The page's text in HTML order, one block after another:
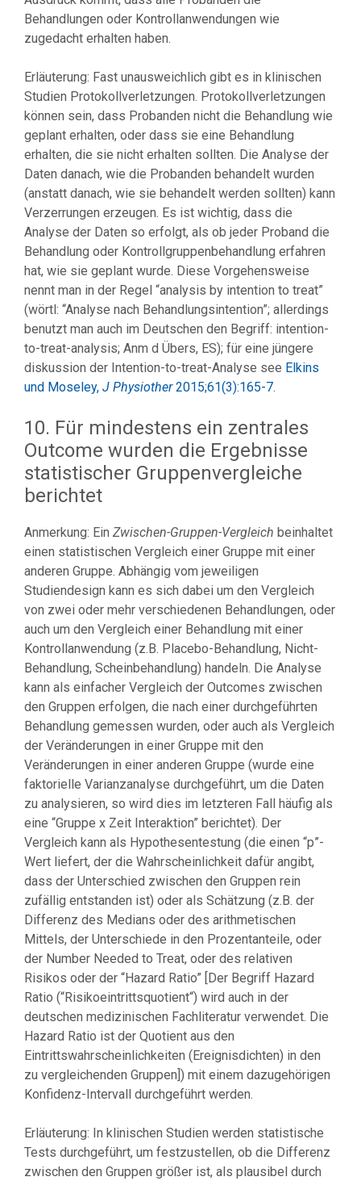
Behandlungen oder Kontrollanwendungen wie
zugedacht erhalten haben.
Erläuterung: Fast unausweichlich gibt es in klinischen
Studien Protokollverletzungen. Protokollverletzungen
können sein, dass Probanden nicht die Behandlung wie
geplant erhalten, oder dass sie eine Behandlung
erhalten, die sie nicht erhalten sollten. Die Analyse der
Daten danach, wie die Probanden behandelt wurden
(anstatt danach, wie sie behandelt werden sollten) kann
Verzerrungen erzeugen. Es ist wichtig, dass die
Analyse der Daten so erfolgt, als ob jeder Proband die
Behandlung oder Kontrollgruppenbehandlung erfahren
hat, wie sie geplant wurde. Diese Vorgehensweise
nennt man in der Regel “analysis by intention to treat”
(wörtl: “Analyse nach Behandlungsintention”; allerdings
benutzt man auch im Deutschen den Begriff: intention-
to-treat-analysis; Anm d Übers, ES); für eine jüngere
diskussion der Intention-to-treat-Analyse see Elkins
und Moseley, J Physiother2015;61(3):165-7.
10. Für mindestens ein zentrales
Outcome wurden die Ergebnisse
statistischer Gruppenvergleiche
berichtet
Anmerkung: Ein Zwischen-Gruppen-Vergleich beinhaltet
einen statistischen Vergleich einer Gruppe mit einer
anderen Gruppe. Abhängig vom jeweiligen
Studiendesign kann es sich dabei um den Vergleich
von zwei oder mehr verschiedenen Behandlungen, oder
auch um den Vergleich einer Behandlung mit einer
Kontrollanwendung (z.B. Placebo-Behandlung, Nicht-
Behandlung, Scheinbehandlung) handeln. Die Analyse
kann als einfacher Vergleich der Outcomes zwischen
den Gruppen erfolgen, die nach einer durchgeführten
Behandlung gemessen wurden, oder auch als Vergleich
der Veränderungen in einer Gruppe mit den
Veränderungen in einer anderen Gruppe (wurde eine
faktorielle Varianzanalyse durchgeführt, um die Daten
zu analysieren, so wird dies im letzteren Fall häufig als
eine “Gruppe x Zeit Interaktion” berichtet). Der
Vergleich kann als Hypothesentestung (die einen “p”-
Wert liefert, der die Wahrscheinlichkeit dafür angibt,
dass der Unterschied zwischen den Gruppen rein
zufällig entstanden ist) oder als Schätzung (z.B. der
Differenz des Medians oder des arithmetischen
Mittels, der Unterschiede in den Prozentanteile, oder
der Number Needed to Treat, oder des relativen
Risikos oder der “Hazard Ratio” [Der Begriff Hazard
Ratio (“Risikoeintrittsquotient“) wird auch in der
deutschen medizinischen Fachliteratur verwendet. Die
Hazard Ratio ist der Quotient aus den
Eintrittswahrscheinlichkeiten (Ereignisdichten) in den
zu vergleichenden Gruppen]) mit einem dazugehörigen
Konfidenz-Intervall durchgeführt werden.
Erläuterung: In klinischen Studien werden statistische
Tests durchgeführt, um festzustellen, ob die Differenz
zwischen den Gruppen größer ist, als plausibel durch